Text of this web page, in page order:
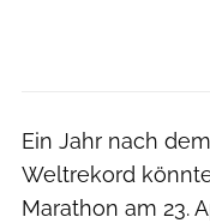
Ein Jahr nach
Weltrekord
Marathon am 23.